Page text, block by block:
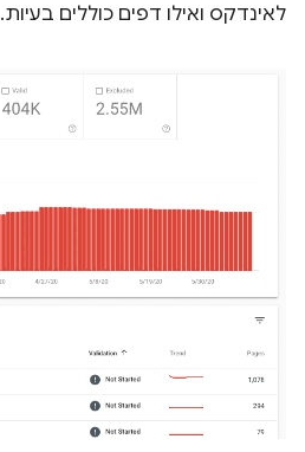
לאינדקס ואילו דפים כוללים בעיות.